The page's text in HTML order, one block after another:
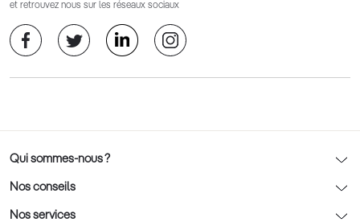
et retrouvez nous sur les réseaux sociaux
Qui sommes-nous ?
Notre charte déontologique
AFNOR Certification
Nos conseils
Nos conseils lunettes
Nos services